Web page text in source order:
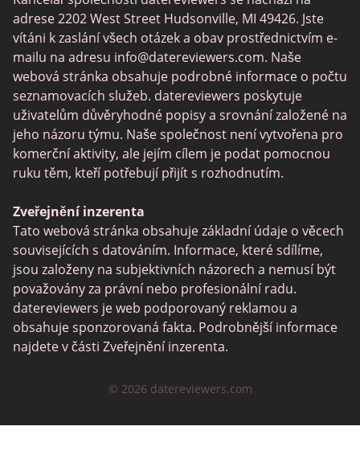
Seznamovací aplikace
Chat Avenue
Zoosk vs Match
Feabie
POF vs Match
SPDate
eHarmony vs OkCupid
TenderMeets
Together2Night
Fetlife
Alua
TinyChat
Mini Chat
Jaumo
adrese 2202 West Street Hudsonville, MI 49426. Jste
vítáni k zaslání všech otázek a obav prostřednictvím e-
mailu na adresu info@datereviewers.com. Naše
webová stránka obsahuje podrobné informace o počtu
seznamovacích služeb. datereviewers poskytuje
uživatelům důvěryhodné popisy a srovnání založené na
jeho názoru týmu. Naše společnost není vytvořena pro
komerční aktivity, ale jejím cílem je podat pomocnou
ruku těm, kteří potřebují přijít s rozhodnutím.
Zveřejnění inzerenta
Tato webová stránka obsahuje základní údaje o věcech
souvisejících s datováním. Informace, které sdílíme,
jsou založeny na subjektivních názorech a nemusí být
považovány za právní nebo profesionální radu.
datereviewers je web podporovaný reklamou a
obsahuje sponzorovaná fakta. Podrobnější informace
najdete v části Zveřejnění inzerenta.
© 2026 datereviewers.com